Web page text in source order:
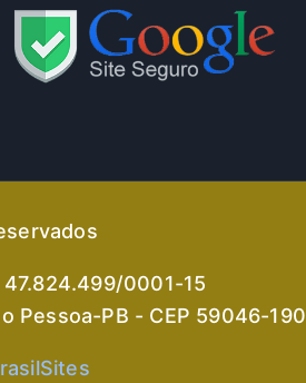
47.824.499/0001-15
Pessoa-PB - CEP 59046-190